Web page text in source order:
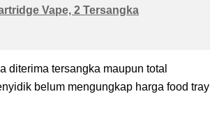
Vape, 2 Tersangka
diterima tersangka maupun total
belum mengungkap harga food tray